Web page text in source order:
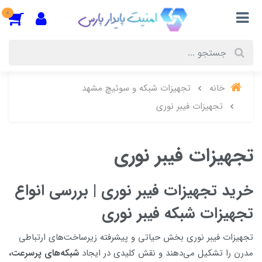
0
خانه
تجهیزات شبکه و سوئیچ مشهد
تجهیزات فیبر نوری
تجهیزات فیبر نوری
خرید تجهیزات فیبر نوری | بررسی انواع
تجهیزات شبکه فیبر نوری
تجهیزات فیبر نوری بخش حیاتی و پیشرفته زیرساخت‌های ارتباطی
مدرن را تشکیل می‌دهند و نقش کلیدی در ایجاد شبکه‌های پرسرعت،